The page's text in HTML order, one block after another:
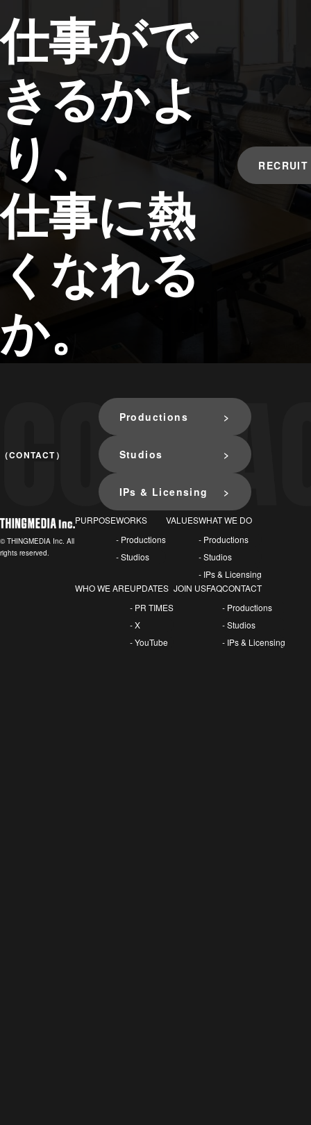
仕事がで
きるかよ
り、
仕事に熱
くなれる
か。
（CONTACT）
Productions
Studios
IPs & Licensing
© THINGMEDIA Inc. All
rights reserved.
PURPOSEWORKS
- Productions
- Studios
VALUESWHAT WE DO
- Productions
- Studios
- IPs & Licensing
WHO WE AREUPDATES
- PR TIMES
- X
- YouTube
JOIN USFAQCONTACT
- Productions
- Studios
- IPs & Licensing